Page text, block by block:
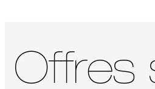
Offres